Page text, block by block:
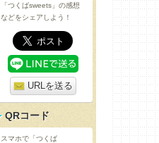
「つくばsweets」の感想
などをシェアしよう！
URLを送る
QRコード
スマホで「つくば